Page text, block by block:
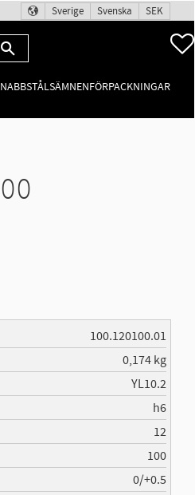
Sverige Svenska SEK
FÖRPACKNINGAR
100.120100.01
0,174 kg
YL10.2
h6
12
100
0/+0.5